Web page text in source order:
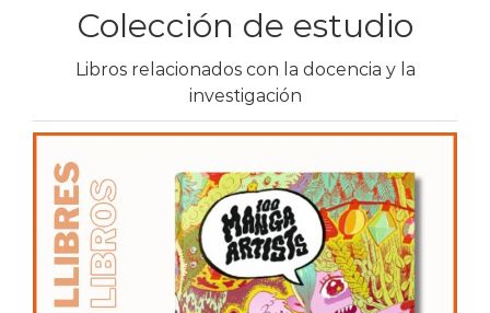
Colección de estudio
Libros relacionados con la docencia y la
investigación